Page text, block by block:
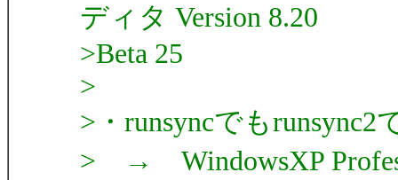
ディタ Version 8.20
>Beta 25
>
>・runsyncでも
> → WindowsXP